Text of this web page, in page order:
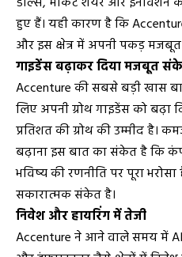
हुए हैं। यही कारण है कि
और इस क्षेत्र में अपनी पकड़ मजबूत
गाइडेंस बढ़ाकर दिया मजबूत
Accenture की सबसे बड़ी खास
लिए अपनी ग्रोथ गाइडेंस को बढ़ा
प्रतिशत की ग्रोथ की उम्मीद है।
बढ़ाना इस बात का संकेत है कि
भविष्य की रणनीति पर पूरा
सकारात्मक संकेत है।
निवेश और हायरिंग में तेजी
Accenture ने आने वाले समय में AI,